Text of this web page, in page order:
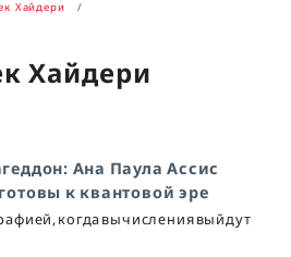
Хайдери
Хайдери
Ана Паула Ассис
к квантовой эре
когда вычисления выйдут